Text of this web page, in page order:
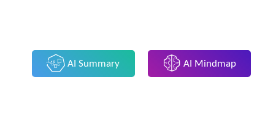
AI Summary AI Mindmap